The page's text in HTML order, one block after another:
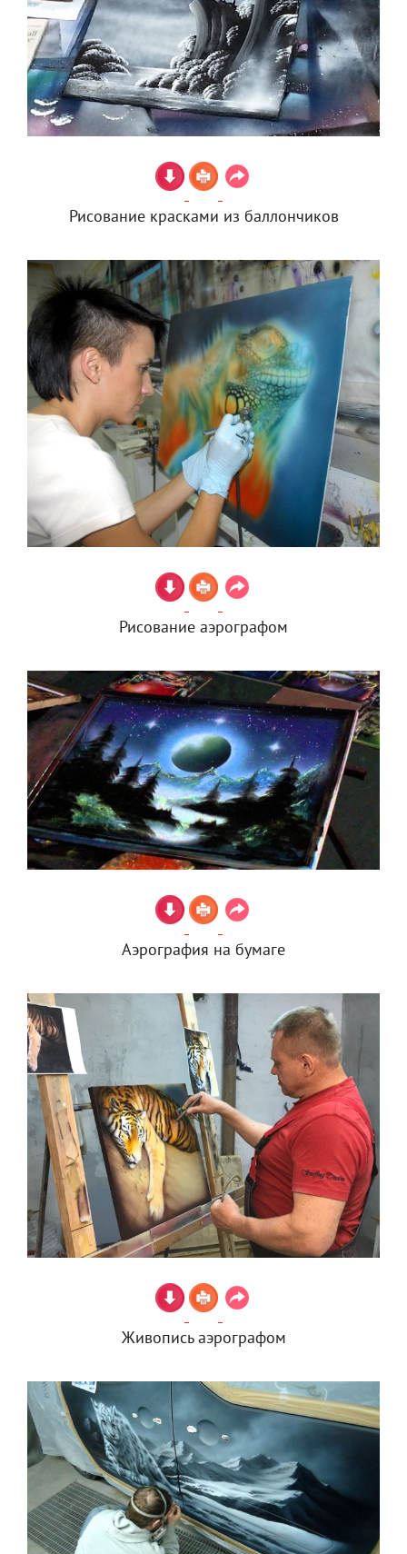
Рисование красками из баллончиков
Рисование аэрографом
Аэрография на бумаге
Живопись аэрографом